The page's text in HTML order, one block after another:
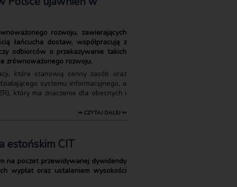
rozwoju, zawierających
łańcucha dostaw, współpracują z
odbiorców o przekazywanie takich
zrównoważonego rozwoju.
które stanowią cenny zasób oraz
systemu informacyjnego, a
który ma znaczenie dla obecnych i
⇒ CZYTAJ DALEJ ⇐
estońskim CIT
na poczet przewidywanej dywidendy
wypłat oraz ustaleniem wysokości